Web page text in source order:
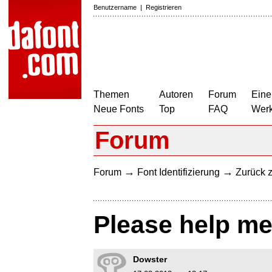
Benutzername | Registrieren
Themen
Neue Fonts
Autoren
Top
Forum
FAQ
Forum
Forum → Font Identifizierung → Zurück
Please help
Dowster